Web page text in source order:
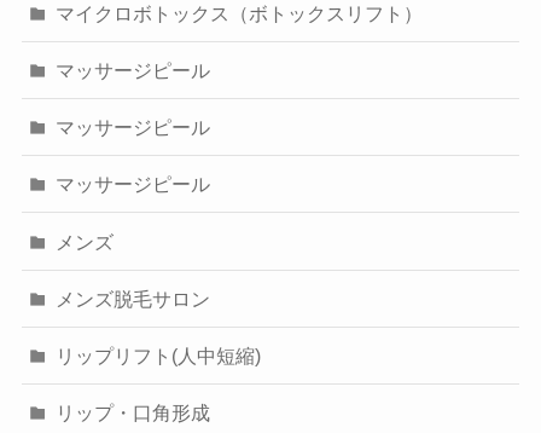
マイクロボトックス（ボトックスリフト）
マッサージピール
マッサージピール
マッサージピール
メンズ
メンズ脱毛サロン
リップリフト(人中短縮)
リップ・口角形成